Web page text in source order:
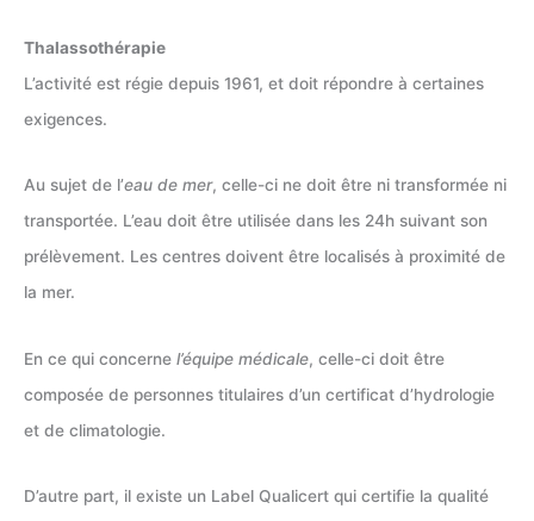
Thalassothérapie
L’activité est régie depuis 1961, et doit répondre à certaines
exigences.
Au sujet de l’eau de mer, celle-ci ne doit être ni transformée ni
transportée. L’eau doit être utilisée dans les 24h suivant son
prélèvement. Les centres doivent être localisés à proximité de
la mer.
En ce qui concerne l’équipe médicale, celle-ci doit être
composée de personnes titulaires d’un certificat d’hydrologie
et de climatologie.
D’autre part, il existe un Label Qualicert qui certifie la qualité